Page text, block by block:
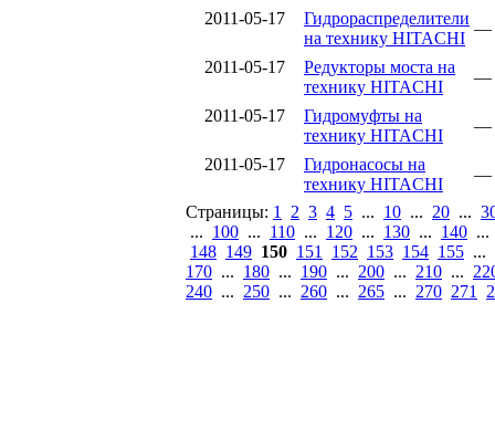
2011-05-17
Гидрораспределители
на технику HITACHI
—
2011-05-17
Редукторы моста на
технику HITACHI
—
2011-05-17
Гидромуфты на
технику HITACHI
—
2011-05-17
Гидронасосы на
технику HITACHI
—
Страницы: 1 2 3 4 5 ... 10 ... 20 ...
... 100 ... 110 ... 120 ... 130 ... 140
148 149 150 151 152 153 154 155 ...
170 ... 180 ... 190 ... 200 ... 210 ...
240 ... 250 ... 260 ... 265 ... 270 271